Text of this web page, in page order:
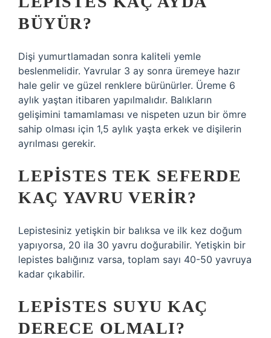
BÜYÜR?
Dişi yumurtlamadan sonra kaliteli yemle
beslenmelidir. Yavrular 3 ay sonra üremeye hazır
hale gelir ve güzel renklere bürünürler. Üreme 6
aylık yaştan itibaren yapılmalıdır. Balıkların
gelişimini tamamlaması ve nispeten uzun bir ömre
sahip olması için 1,5 aylık yaşta erkek ve dişilerin
ayrılması gerekir.
LEPISTES TEK SEFERDE
KAÇ YAVRU VERIR?
Lepistesiniz yetişkin bir balıksa ve ilk kez doğum
yapıyorsa, 20 ila 30 yavru doğurabilir. Yetişkin bir
lepistes balığınız varsa, toplam sayı 40-50 yavruya
kadar çıkabilir.
LEPISTES SUYU KAÇ
DERECE OLMALI?